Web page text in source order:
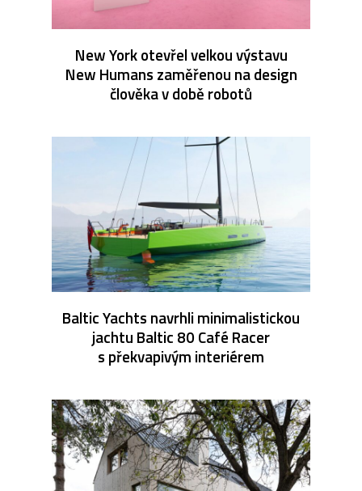
New York otevřel velkou výstavu
New Humans zaměřenou na design
člověka v době robotů
Baltic Yachts navrhli minimalistickou
jachtu Baltic 80 Café Racer
s překvapivým interiérem